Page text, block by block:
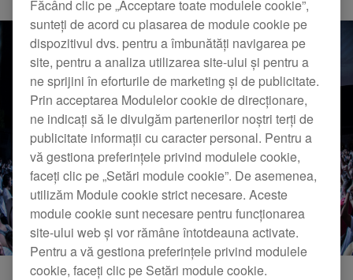
Făcând clic pe „Acceptare toate modulele cookie”,
sunteți de acord cu plasarea de module cookie pe
dispozitivul dvs. pentru a îmbunătăți navigarea pe
site, pentru a analiza utilizarea site-ului și pentru a
ne sprijini în eforturile de marketing și de publicitate.
Prin acceptarea Modulelor cookie de direcționare,
ne indicați să le divulgăm partenerilor noștri terți de
publicitate informații cu caracter personal. Pentru a
vă gestiona preferințele privind modulele cookie,
faceți clic pe „Setări module cookie”. De asemenea,
utilizăm Module cookie strict necesare. Aceste
module cookie sunt necesare pentru funcționarea
site-ului web și vor rămâne întotdeauna activate.
Pentru a vă gestiona preferințele privind modulele
cookie, faceți clic pe Setări module cookie.